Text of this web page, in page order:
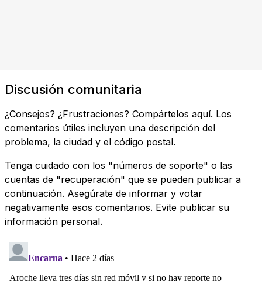
Discusión comunitaria
¿Consejos? ¿Frustraciones? Compártelos aquí. Los
comentarios útiles incluyen una descripción del
problema, la ciudad y el código postal.
Tenga cuidado con los "números de soporte" o las
cuentas de "recuperación" que se pueden publicar a
continuación. Asegúrate de informar y votar
negativamente esos comentarios. Evite publicar su
información personal.